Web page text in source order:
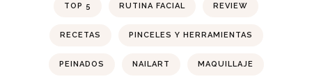
TOP 5 RUTINA FACIAL REVIEW
RECETAS PINCELES Y HERRAMIENTAS
PEINADOS NAILART MAQUILLAJE